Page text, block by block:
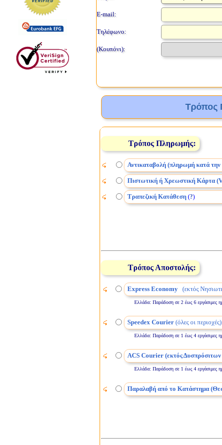
E-mail:
Τηλέφωνο:
(Κουπόνι):
Τρόπος
Τρόπος Πληρωμής:
Αντικαταβολή (πληρωμή κατά
Πιστωτική ή Χρεωστική Κάρτα
Τραπεζική Κατάθεση(?)
Τρόπος Αποστολής:
Express Economy(εκτός
Ελλάδα: Παράδοση σε 2 έως 6 εργάσιμες
Speedex Courier(όλες οι περιοχές)
Ελλάδα: Παράδοση σε 1 έως 4 εργάσιμες
ACS Courier (εκτός
Ελλάδα: Παράδοση σε 1 έως 4 εργάσιμες
Παραλαβή από το Κατάστημα